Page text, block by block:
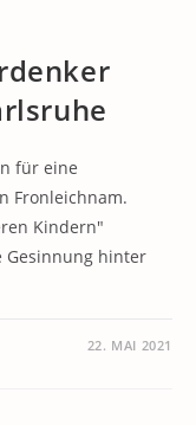
für eine
Fronleichnam.
Kindern"
Gesinnung hinter
22. MAI 2021